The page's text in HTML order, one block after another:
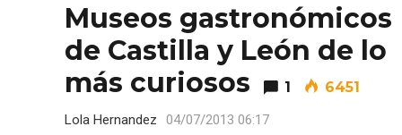
Museos gastronómicos
de Castilla y León de lo
más curiosos
1 6451
Lola Hernandez 04/07/2013 06:17